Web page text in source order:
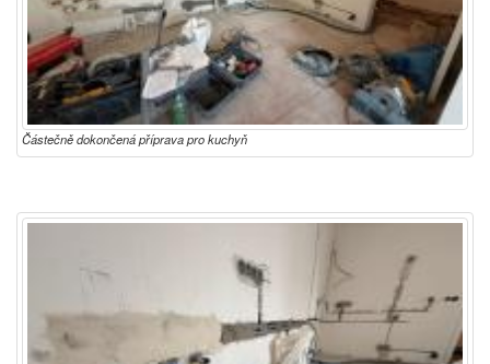
Částečně dokončená příprava pro kuchyň